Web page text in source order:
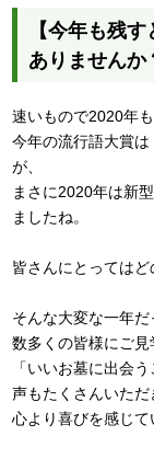
【今年も残
ありませんか
速いもので2020年
今年の流行語大賞
が、
まさに2020年は新
ましたね。
皆さんにとっては
そんな大変な一年
数多くの皆様にご見
「いいお墓に出会
声もたくさんいただ
心より喜びを感じて